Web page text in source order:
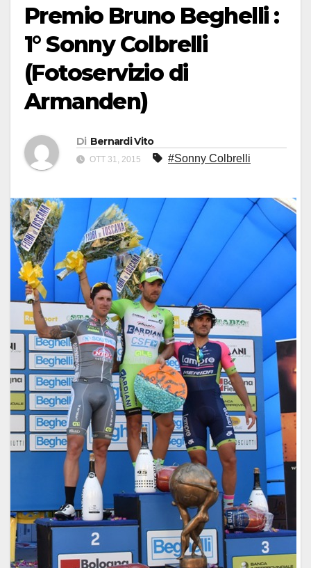
Premio Bruno Beghelli :
1° Sonny Colbrelli
(Fotoservizio di
Armanden)
Di Bernardi Vito
OTT 31, 2015 #Sonny Colbrelli